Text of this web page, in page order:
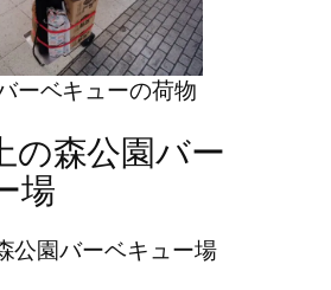
ーベキューの荷物
の森公園バー
場
公園バーベキュー場